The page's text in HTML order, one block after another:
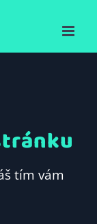
tím vám